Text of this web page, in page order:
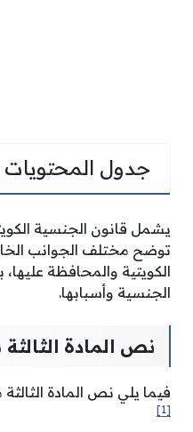
جدول المحتويات
يشمل قانون الجنسية
توضح مختلف الجوانب
الكويتية والمحافظة
الجنسية وأسبابها.
نص المادة
فيما يلي نص المادة
[1]